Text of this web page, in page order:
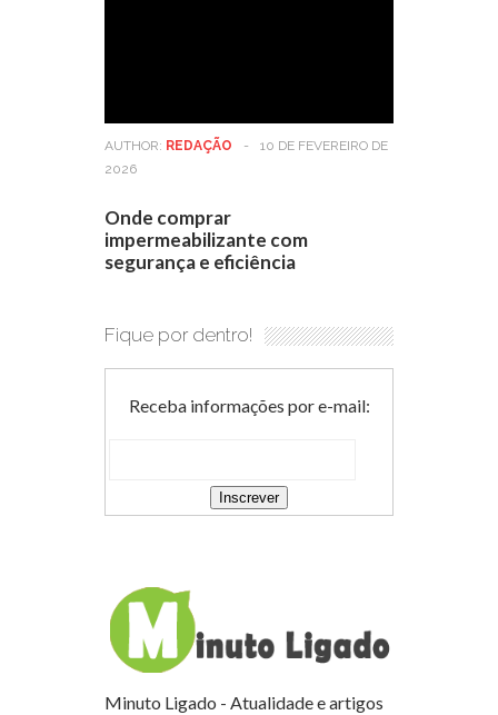
AUTHOR: REDAÇÃO -
10 DE FEVEREIRO DE
2026
Onde comprar
impermeabilizante com
segurança e eficiência
Fique por dentro!
Receba informações por e-mail:
Minuto Ligado - Atualidade e artigos